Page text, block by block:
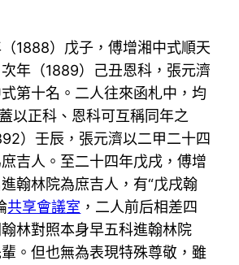
1888）戊子，傅增湘中式順天
年（1889）己丑恩科，張元濟
第十名。二人往來函札中，均
以正科、恩科可互稱同年之
）壬辰，張元濟以二甲二十四
吉人。至二十四年戊戌，傅增
翰林院為庶吉人，有“戊戌翰
共享會議室 ，二人前后相差四
林對照本身早五科進翰林院
。但也無為表現特殊尊敬，雖